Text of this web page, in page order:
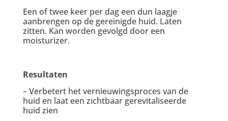
Een of twee keer per dag een dun laagje
aanbrengen op de gereinigde huid. Laten
zitten. Kan worden gevolgd door een
moisturizer.
Resultaten
– Verbetert het vernieuwingsproces van de
huid en laat een zichtbaar gerevitaliseerde
huid zien